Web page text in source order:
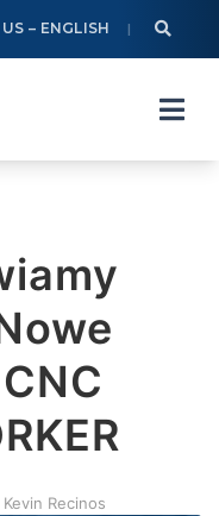
US – ENGLISH
Kevin Recinos